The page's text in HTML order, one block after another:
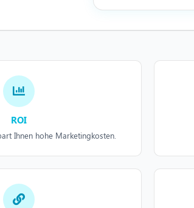
ROI
Ihnen hohe Marketingkosten.